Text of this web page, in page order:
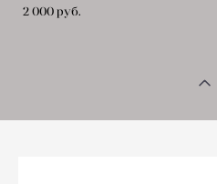
2 000 pуб.